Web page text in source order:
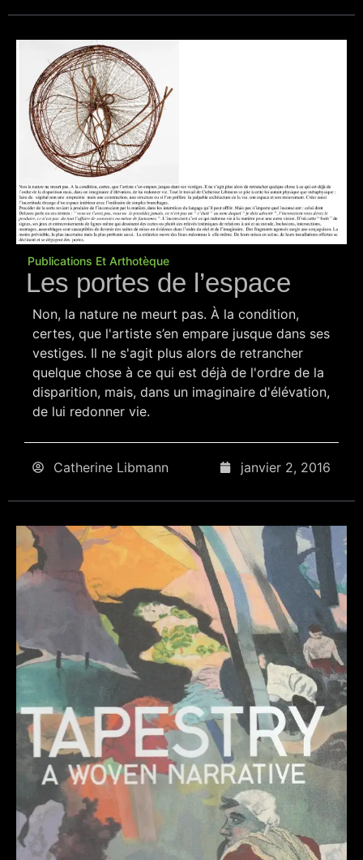
Publications Et Arthotèque
Les portes de l’espace
Non, la nature ne meurt pas. À la condition,
certes, que l'artiste s’en empare jusque dans ses
vestiges. Il ne s'agit plus alors de retrancher
quelque chose à ce qui est déjà de l'ordre de la
disparition, mais, dans un imaginaire d'élévation,
de lui redonner vie.
Catherine Libmann janvier 2, 2016